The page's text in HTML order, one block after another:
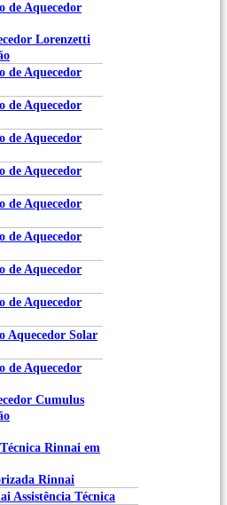
de Aquecedor
Lorenzetti
de Aquecedor
de Aquecedor
de Aquecedor
de Aquecedor
de Aquecedor
de Aquecedor
de Aquecedor
de Aquecedor
Aquecedor Solar
de Aquecedor
Cumulus
Rinnai em
Rinnai
Assistência Técnica